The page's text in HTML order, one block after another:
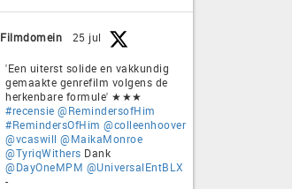
Filmdomein 25 jul
'Een uiterst solide en vakkundig
gemaakte genrefilm volgens de
herkenbare formule' ★★★
#recensie @RemindersofHim
#RemindersOfHim @colleenhoover
@vcaswill @MaikaMonroe
@TyriqWithers Dank
@DayOneMPM @UniversalEntBLX
-